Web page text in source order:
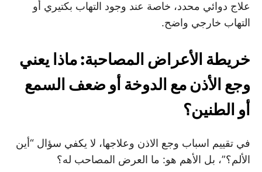
علاج دوائي محدد، خاصة عند وجود التهاب بكتيري أو
التهاب خارجي واضح.
خريطة الأعراض المصاحبة: ماذا يعني
وجع الأذن مع الدوخة أو ضعف السمع
أو الطنين؟
في تقييم اسباب وجع الاذن وعلاجها، لا يكفي سؤال “أين
الألم؟”، بل الأهم هو: ما العرض المصاحب له؟